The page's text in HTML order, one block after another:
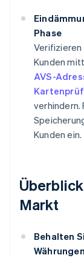
Phase
Verifizieren
Kunden
AVS-
verhindern.
Kunden ein.
Markt
Behalten